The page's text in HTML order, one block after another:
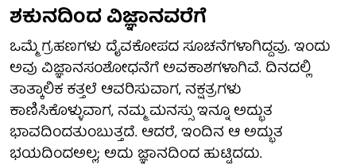
ಶಕುನದಿಂದ ವಿಜ್ಞಾನವರೆಗೆ
ಒಮ್ಮೆ ಗ್ರಹಣಗಳು ದೈವಕೋಪದ ಸೂಚನೆಗಳಾಗಿದ್ದವು. ಇಂದು
ಅವು ವಿಜ್ಞಾನಸಂಶೋಧನೆಗೆ ಅವಕಾಶಗಳಾಗಿವೆ. ದಿನದಲ್ಲಿ
ತಾತ್ಕಾಲಿಕ ಕತ್ತಲೆ ಆವರಿಸುವಾಗ, ನಕ್ಷತ್ರಗಳು
ಕಾಣಿಸಿಕೊಳ್ಳುವಾಗ, ನಮ್ಮ ಮನಸ್ಸು ಇನ್ನೂ ಅದ್ಭುತ
ಭಾವದಿಂದತುಂಬುತ್ತದೆ. ಆದರೆ, ಇಂದಿನ ಆ ಅದ್ಭುತ
ಭಯದಿಂದಅಲ್ಲ; ಅದು ಜ್ಞಾನದಿಂದ ಹುಟ್ಟಿದದು.